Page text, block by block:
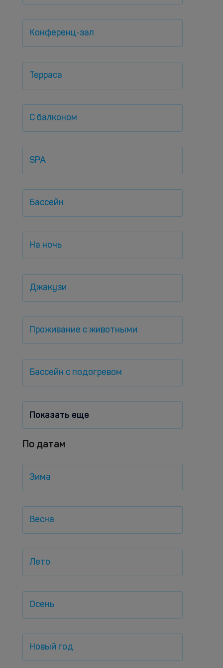
Конференц-зал
Терраса
С балконом
SPA
Бассейн
На ночь
Джакузи
Проживание с животными
Бассейн с подогревом
Показать еще
По датам
Зима
Весна
Лето
Осень
Новый год